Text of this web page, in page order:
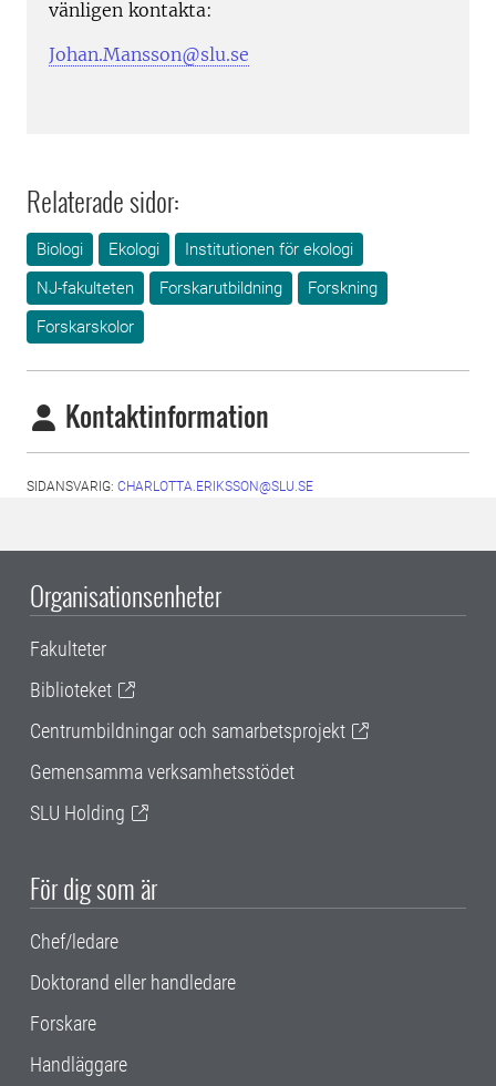
vänligen kontakta:
Johan.Mansson@slu.se
Relaterade sidor:
Biologi Ekologi
Institutionen för ekologi
NJ-fakulteten
Forskarutbildning
Forskning
Forskarskolor
Kontaktinformation
SIDANSVARIG: CHARLOTTA.ERIKSSON@SLU.SE
Organisationsenheter
Fakulteter
Biblioteket
Centrumbildningar och samarbetsprojekt
Gemensamma verksamhetsstödet
SLU Holding
För dig som är
Chef/ledare
Doktorand eller handledare
Forskare
Handläggare